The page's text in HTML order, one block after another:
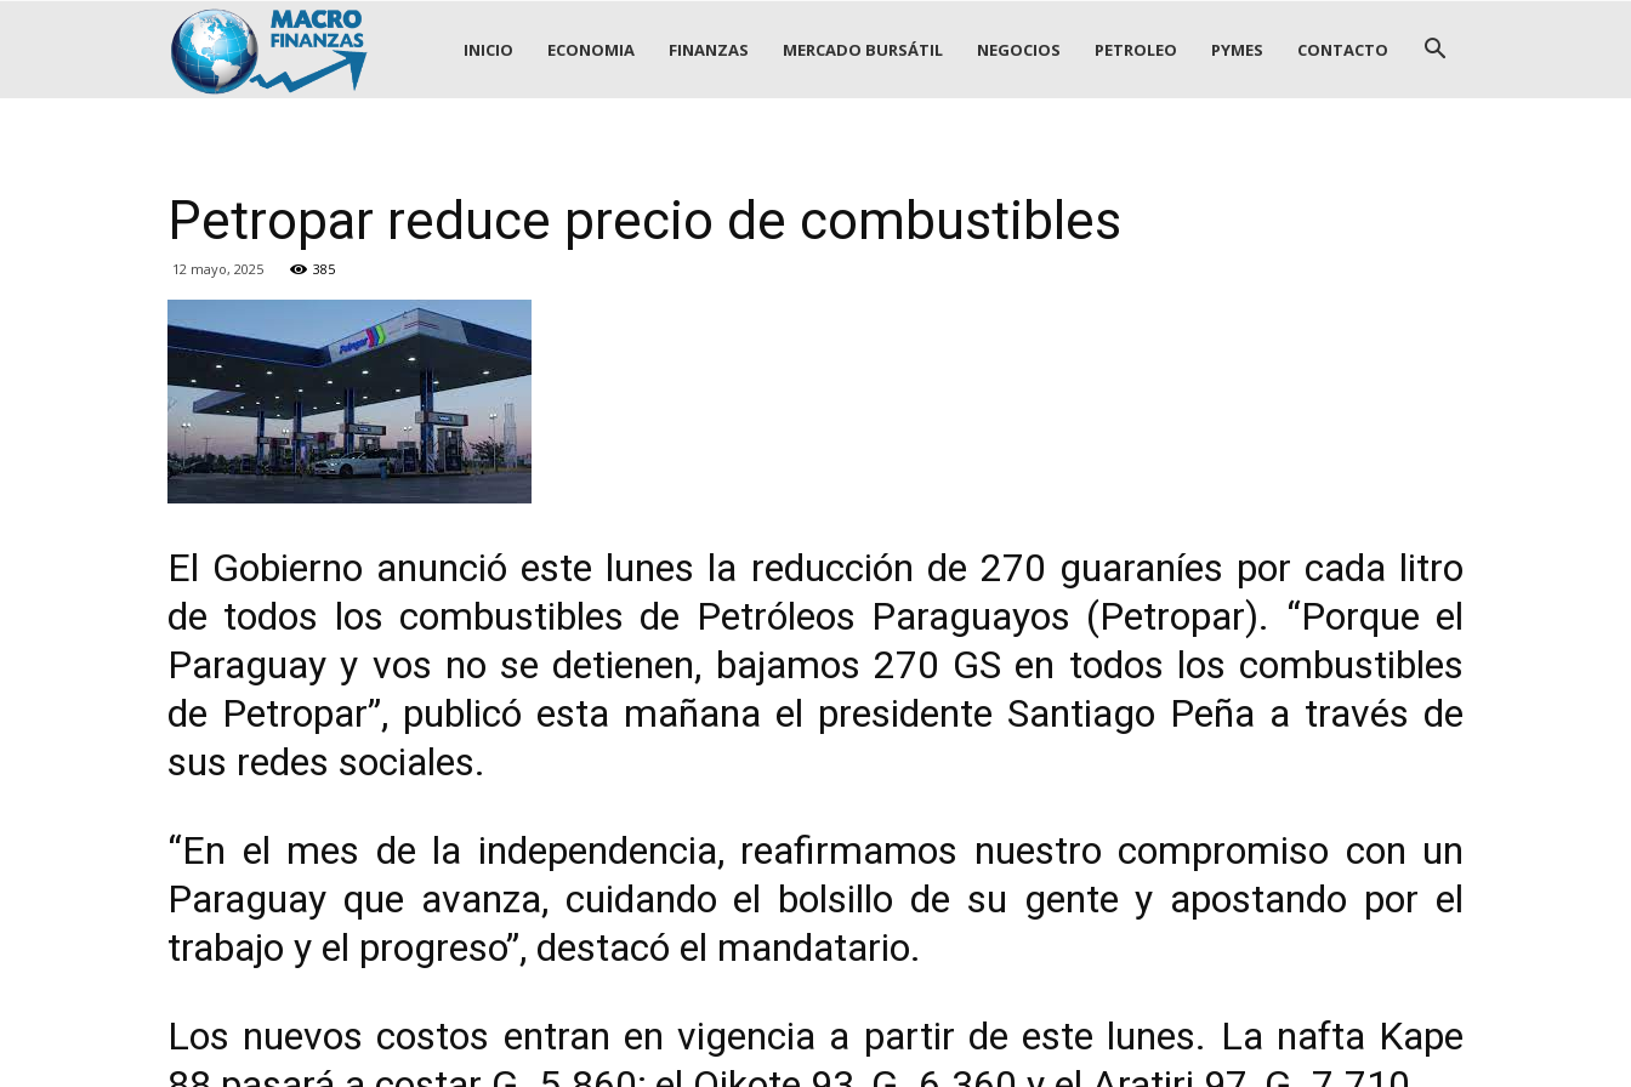
.::MACROFINANZAS::.
INICIO ECONOMIA FINANZAS MERCADO BURSÁTIL NEGOCIOS PETROLEO PYMES CONTACTO
Petropar reduce precio de combustibles
12 mayo, 2025 385
El Gobierno anunció este lunes la reducción de 270 guaraníes por cada litro
de todos los combustibles de Petróleos Paraguayos (Petropar). “Porque el
Paraguay y vos no se detienen, bajamos 270 GS en todos los combustibles
de Petropar”, publicó esta mañana el presidente Santiago Peña a través de
sus redes sociales.
“En el mes de la independencia, reafirmamos nuestro compromiso con un
Paraguay que avanza, cuidando el bolsillo de su gente y apostando por el
trabajo y el progreso”, destacó el mandatario.
Los nuevos costos entran en vigencia a partir de este lunes. La nafta Kape